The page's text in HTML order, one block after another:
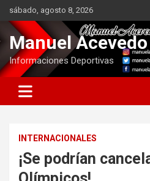
Saltar
contenido
sábado, agosto 8, 2026
Manuel
Informaciones Deportivas
INTERNACIONALES
¡Se podrían